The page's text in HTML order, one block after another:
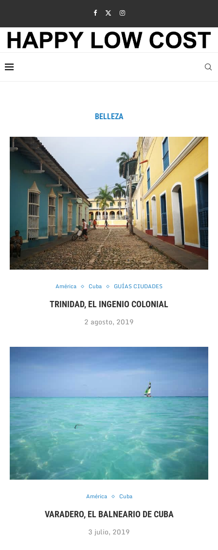
BELLEZA
América Cuba GUÍAS CIUDADES
TRINIDAD, EL INGENIO COLONIAL
2 agosto, 2019
América Cuba
VARADERO, EL BALNEARIO DE CUBA
3 julio, 2019